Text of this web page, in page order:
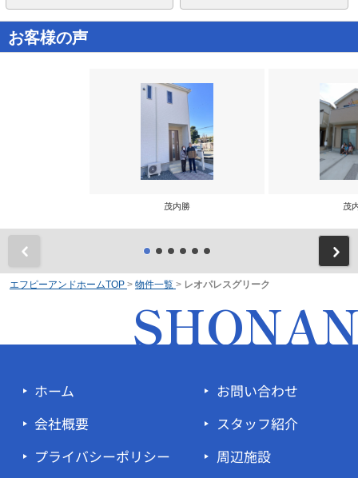
お客様の声
茂内勝 茂
エフピーアンドホームTOP > 物件一覧 > レオパレスグリーク
ホーム
会社概要
プライバシーポリシー
お問い合わせ
スタッフ紹介
周辺施設